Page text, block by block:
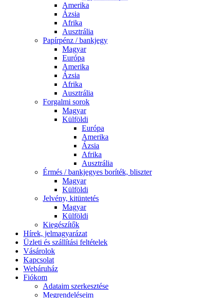
Amerika
Ázsia
Afrika
Ausztrália
Papírpénz / bankjegy
Magyar
Európa
Amerika
Ázsia
Afrika
Ausztrália
Forgalmi sorok
Magyar
Külföldi
Európa
Amerika
Ázsia
Afrika
Ausztrália
Érmés / bankjegyes boríték, bliszter
Magyar
Külföldi
Jelvény, kitüntetés
Magyar
Külföldi
Kiegészítők
Hírek, jelmagyarázat
Üzleti és szállítási feltételek
Vásárolok
Kapcsolat
Webáruház
Fiókom
Adataim szerkesztése
Megrendeléseim